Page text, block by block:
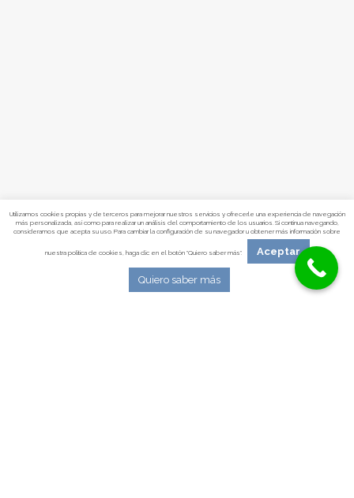
Psicólogos Pamplona|Psicólogos Tudela|
Utilizamos cookies propias y de terceros para mejorar nuestros servicios y ofrecerle una experiencia de navegación
más personalizada, así como para realizar un análisis del comportamiento de los usuarios. Si continua navegando,
consideramos que acepta su uso. Para cambiar la configuración de su navegador u obtener más información sobre
nuestra política de cookies, haga clic en el botón "Quiero saber más". Aceptar
Quiero saber más